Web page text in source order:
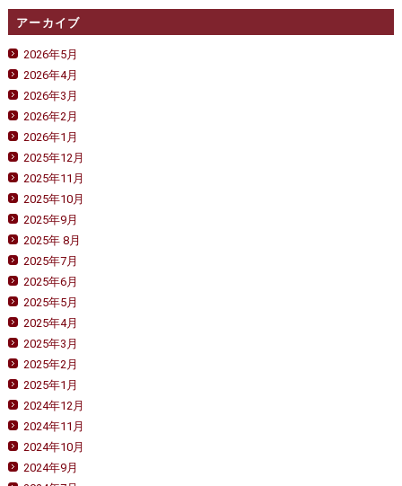
アーカイブ
2026年5月
2026年4月
2026年3月
2026年2月
2026年1月
2025年12月
2025年11月
2025年10月
2025年9月
2025年 8月
2025年7月
2025年6月
2025年5月
2025年4月
2025年3月
2025年2月
2025年1月
2024年12月
2024年11月
2024年10月
2024年9月